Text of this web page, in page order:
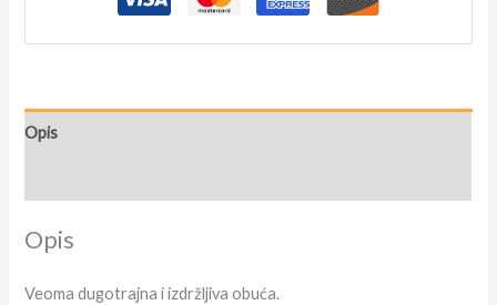
Opis
Opis
Veoma dugotrajna i izdržljiva obuća.